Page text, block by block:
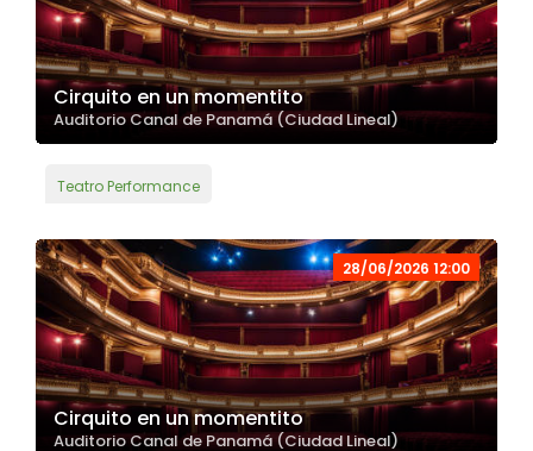
Cirquito en un momentito
Auditorio Canal de Panamá (Ciudad Lineal)
Teatro Performance
28/06/2026 12:00
Cirquito en un momentito
Auditorio Canal de Panamá (Ciudad Lineal)